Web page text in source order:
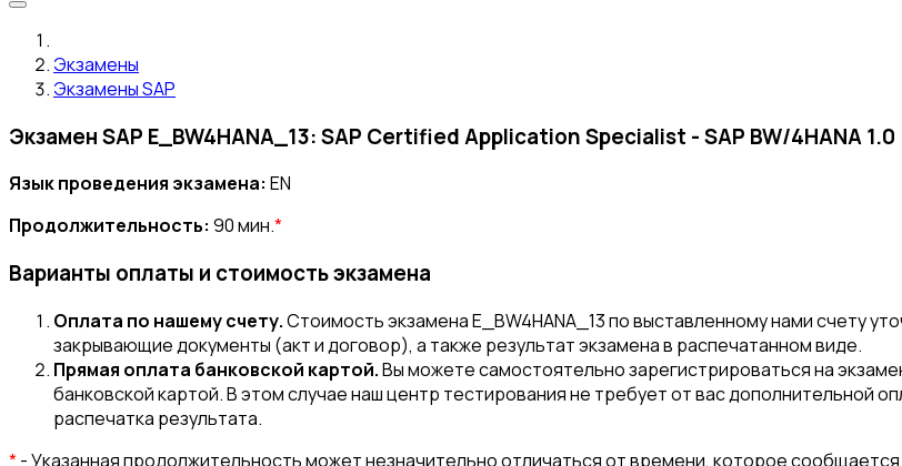
Экзамены
Экзамены SAP
Экзамен SAP E_BW4HANA_13: SAP Certified Application Specialist - SAP BW/4HANA
Язык проведения экзамена: EN
Продолжительность: 90 мин.*
Варианты оплаты и стоимость экзамена
Оплата по нашему счету.Стоимость экзамена E_BW4HANA_13 по выставленному нами счету
закрывающие документы (акт и договор), а также результат экзамена в распечатанном виде.
Прямая оплата банковской картой.Вы можете самостоятельно зарегистрироваться на
банковской картой. В этом случае наш центр тестирования не требует от вас дополнительной
распечатка результата.
*- Указанная продолжительность может незначительно отличаться от времени, которое